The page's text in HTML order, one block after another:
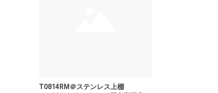
T0814RM＠ステンレス上棚